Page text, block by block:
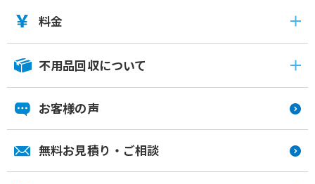
料金
不用品回収について
お客様の声
無料お見積り・ご相談